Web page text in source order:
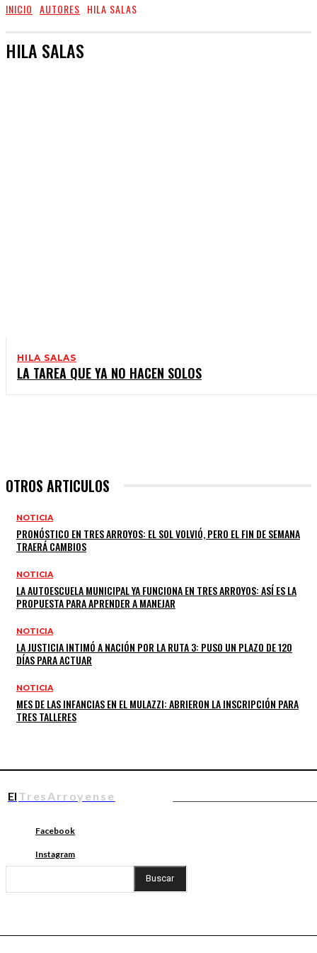
INICIO AUTORES HILA SALAS
HILA SALAS
HILA SALAS
LA TAREA QUE YA NO HACEN SOLOS
OTROS ARTICULOS
NOTICIA
PRONÓSTICO EN TRES ARROYOS: EL SOL VOLVIÓ, PERO EL FIN DE SEMANA
TRAERÁ CAMBIOS
NOTICIA
LA AUTOESCUELA MUNICIPAL YA FUNCIONA EN TRES ARROYOS: ASÍ ES LA
PROPUESTA PARA APRENDER A MANEJAR
NOTICIA
LA JUSTICIA INTIMÓ A NACIÓN POR LA RUTA 3: PUSO UN PLAZO DE 120
DÍAS PARA ACTUAR
NOTICIA
MES DE LAS INFANCIAS EN EL MULAZZI: ABRIERON LA INSCRIPCIÓN PARA
TRES TALLERES
El TresArroyense
Facebook
Instagram
Buscar